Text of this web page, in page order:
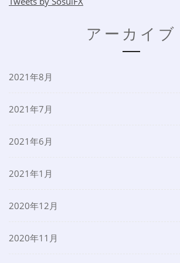
アーカイブ
2021年8月
2021年7月
2021年6月
2021年1月
2020年12月
2020年11月